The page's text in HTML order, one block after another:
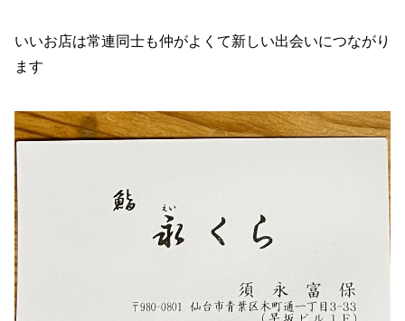
いいお店は常連同士も仲がよくて新しい出会いにつながり
ます